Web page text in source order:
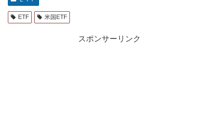
ETF 米国ETF
スポンサーリンク